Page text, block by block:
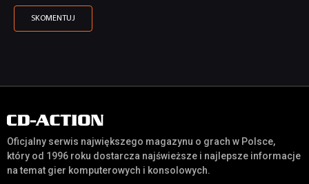
Oficjalny serwis największego magazynu o grach w Polsce,
który od 1996 roku dostarcza najświeższe i najlepsze informacje
na temat gier komputerowych i konsolowych.